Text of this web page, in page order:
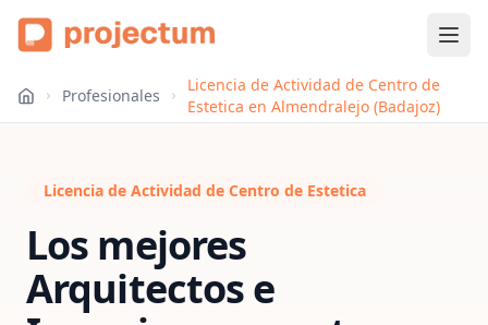
Profesionales
Licencia de Actividad de Centro de
Estetica en Almendralejo (Badajoz)
Licencia de Actividad de Centro de Estetica
Los mejores
Arquitectos e